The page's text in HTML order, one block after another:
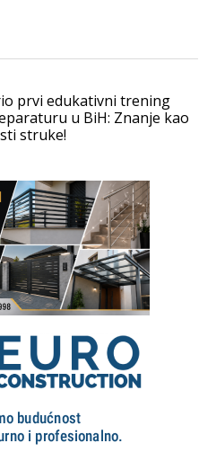
prvi edukativni trening
u BiH: Znanje kao
struke!